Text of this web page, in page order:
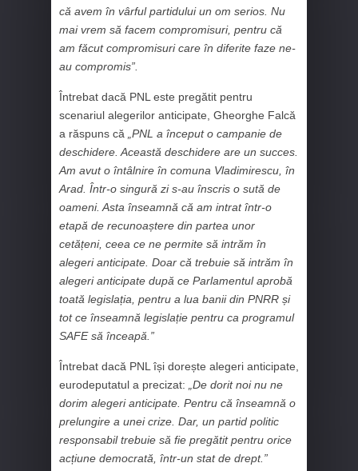
că avem în vârful partidului un om serios. Nu
mai vrem să facem compromisuri, pentru că
am făcut compromisuri care în diferite faze ne-
au compromis”.
Întrebat dacă PNL este pregătit pentru
scenariul alegerilor anticipate, Gheorghe Falcă
a răspuns că
„PNL a început o campanie de
deschidere. Această deschidere are un succes.
Am avut o întâlnire în comuna Vladimirescu, în
Arad. Într-o singură zi s-au înscris o sută de
oameni. Asta înseamnă că am intrat într-o
etapă de recunoaștere din partea unor
cetățeni, ceea ce ne permite să intrăm în
alegeri anticipate. Doar că trebuie să intrăm în
alegeri anticipate după ce Parlamentul aprobă
toată legislația, pentru a lua banii din PNRR și
tot ce înseamnă legislație pentru ca programul
SAFE să înceapă.”
Întrebat dacă PNL își dorește alegeri anticipate,
eurodeputatul a precizat:
„De dorit noi nu ne
dorim alegeri anticipate. Pentru că înseamnă o
prelungire a unei crize. Dar, un partid politic
responsabil trebuie să fie pregătit pentru orice
acțiune democrată, într-un stat de drept.”